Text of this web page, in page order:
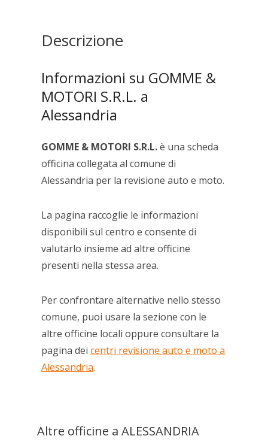
Descrizione
Informazioni su GOMME &
MOTORI S.R.L. a
Alessandria
GOMME & MOTORI S.R.L.è una scheda
officina collegata al comune di
Alessandria per la revisione auto e moto.
La pagina raccoglie le informazioni
disponibili sul centro e consente di
valutarlo insieme ad altre officine
presenti nella stessa area.
Per confrontare alternative nello stesso
comune, puoi usare la sezione con le
altre officine locali oppure consultare la
pagina deicentri revisione auto e moto a
Alessandria.
Altre officine a ALESSANDRIA